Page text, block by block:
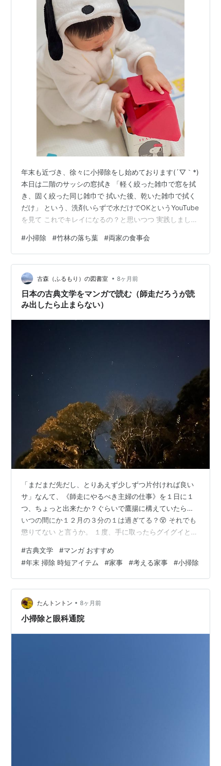
年末も近づき、徐々に小掃除をし始めております(´▽｀*)
本日は二階のサッシの窓拭き 「軽く絞った雑巾で窓を拭
き、固く絞った同じ雑巾で 拭いた後、乾いた雑巾で拭く
だけ」 という、洗剤いらずで水だけでOKというYouTube
を見て これでキレイになるの？と思いつつ 実践しました
ながら 午前午後のお休みを利用し、小掃除進めていきま
す！ 道路に面した駐車場と奥の玄関までが 近所の竹林の
落ち葉の吹き溜まりになっており バケツ一杯になる枯れ
葉を掃除して おります←ほぼ毎週のように(;´Д｀) 毎年毎
年、この時期になると竹林伐採してくれない…
#小掃除 #竹林の落ち葉 #両家の食事会
古森（ふるもり）の図書室 • 8ヶ月前
日本の古典文学をマンガで読む（師走だろうが読
み出したら止まらない）
「まだまだ先だし、とりあえず少しずつ片付ければ良い
サ」なんて、《師走にやるべき主婦の仕事》を１日に１
つ、ちょっと出来たか？ぐらいで鷹揚に構えていたら…
いつの間にか１２月の３分の１は過ぎてる？😵 それでも
懲りてない と言うか。 １度、手に取ったらグイグイと引
（ホントは原作をキチンと読みこなせれば良いのだけ
ど…もうそんな気力が無い😅💦） bookmeter.com ↑図書
館で借りれるのは単行本の方なのだけど、何しろハード
カバーの本は 大きくて重たい。 膝か机の上に置いて読む
のなら、それも良いのだけど… 疲れてくると寝転がって
本を持ち上げて読むワタ…
#古典文学 #マンガ おすすめ
#年末 掃除 時短アイテム #家事 #考える家事 #小掃除
たんトントン • 8ヶ月前
小掃除と眼科通院